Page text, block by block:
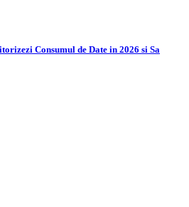
Consumul de Date in 2026 si Sa